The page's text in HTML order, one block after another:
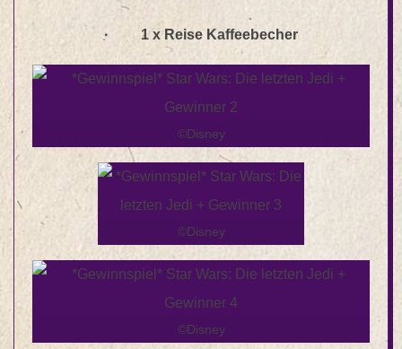
· 1 x Reise Kaffeebecher
©Disney
©Disney
©Disney